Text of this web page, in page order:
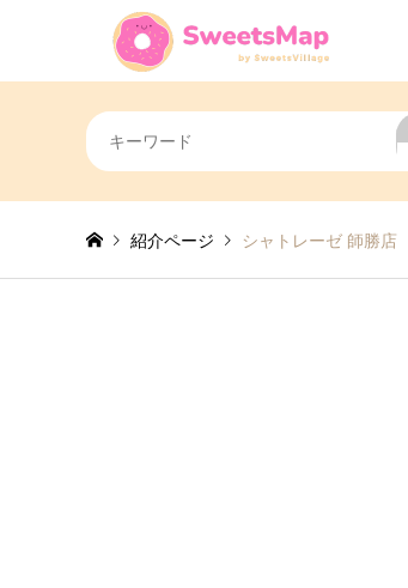
紹介ページ シャトレーゼ 師勝店